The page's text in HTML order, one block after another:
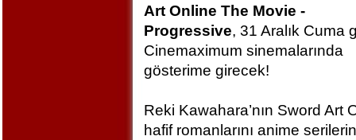
Art Online The Movie -
Progressive, 31 Aralık Cuma
Cinemaximum sinemalarında
gösterime girecek!
Reki Kawahara’nın Sword Art
hafif romanlarını anime